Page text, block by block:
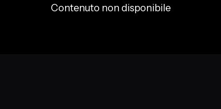
Contenuto non disponibile